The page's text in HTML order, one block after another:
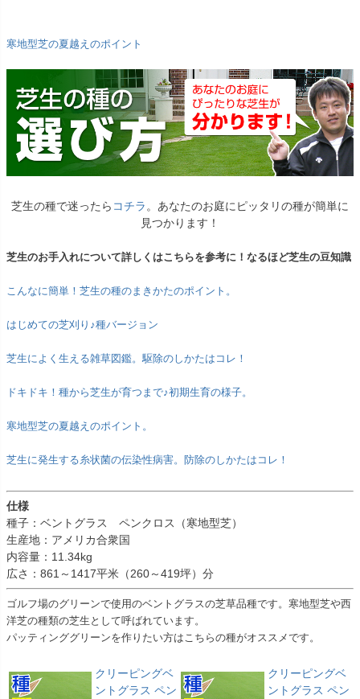
寒地型芝の夏越えのポイント
芝生の種で迷ったら コチラ 。あなたのお庭にピッタリの種が簡単に
見つかります！
芝生のお手入れについて詳しくはこちらを参考に！なるほど芝生の豆知識
こんなに簡単！芝生の種のまきかたのポイント。
はじめての芝刈り♪種バージョン
芝生によく生える雑草図鑑。駆除のしかたはコレ！
ドキドキ！種から芝生が育つまで♪初期生育の様子。
寒地型芝の夏越えのポイント。
芝生に発生する糸状菌の伝染性病害。防除のしかたはコレ！
仕様
種子：ベントグラス ペンクロス（寒地型芝）
生産地：アメリカ合衆国
内容量：11.34kg
広さ：861～1417平米（260～419坪）分
ゴルフ場のグリーンで使用のベントグラスの芝草品種です。寒地型芝や西
洋芝の種類の芝生として呼ばれています。
パッティンググリーンを作りたい方はこちらの種がオススメです。
クリーピングベ
ントグラス ペン
クリーピングベ
ントグラス ペン